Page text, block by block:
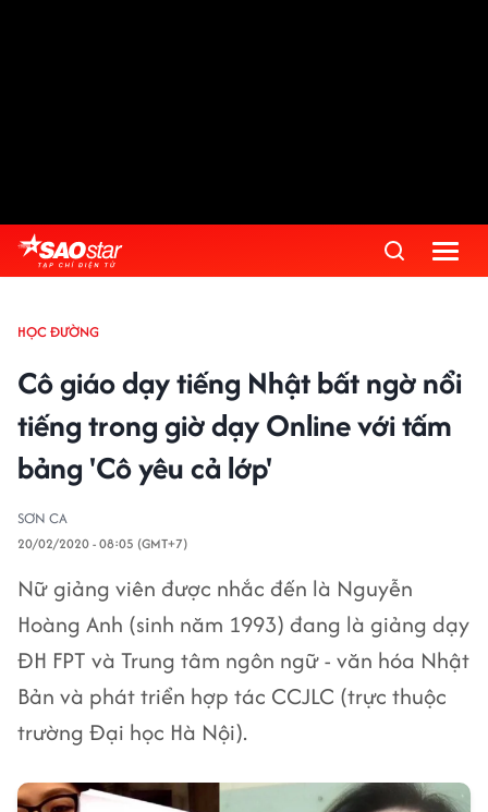
HỌC ĐƯỜNG
Cô giáo dạy tiếng Nhật bất ngờ nổi
tiếng trong giờ dạy Online với tấm
bảng 'Cô yêu cả lớp'
SƠN CA
20/02/2020 - 08:05 (GMT+7)
Nữ giảng viên được nhắc đến là Nguyễn
Hoàng Anh (sinh năm 1993) đang là giảng dạy
ĐH FPT và Trung tâm ngôn ngữ - văn hóa Nhật
Bản và phát triển hợp tác CCJLC (trực thuộc
trường Đại học Hà Nội).